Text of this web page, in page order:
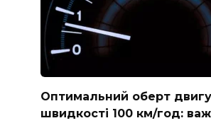
Оптимальний оберт
швидкості 100 км/год: